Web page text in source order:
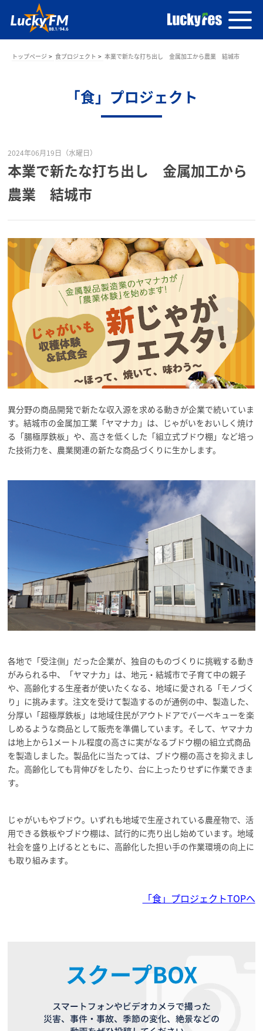
トップページ 食プロジェクト 本業で新たな打ち出し 金属加工から農業 結城市
「食」プロジェクト
2024年06月19日（水曜日）
本業で新たな打ち出し 金属加工から
農業 結城市
異分野の商品開発で新たな収入源を求める動きが企業で続いていま
す。結城市の金属加工業「ヤマナカ」は、じゃがいをおいしく焼け
る「腸極厚鉄板」や、高さを低くした「組立式ブドウ棚」など培っ
た技術力を、農業関連の新たな商品づくりに生かします。
各地で「受注側」だった企業が、独自のものづくりに挑戦する動き
がみられる中、「ヤマナカ」は、地元・結城市で子育て中の親子
や、高齢化する生産者が使いたくなる、地域に愛される「モノづく
り」に挑みます。注文を受けて製造するのが通例の中、製造した、
分厚い「超極厚鉄板」は地域住民がアウトドアでバーベキューを楽
しめるような商品として販売を準備しています。そして、ヤマナカ
は地上から1メートル程度の高さに実がなるブドウ棚の組立式商品
を製造しました。製品化に当たっては、ブドウ棚の高さを抑えまし
た。高齢化しても背伸びをしたり、台に上ったりせずに作業できま
す。
じゃがいもやブドウ。いずれも地域で生産されている農産物で、活
用できる鉄板やブドウ棚は、試行的に売り出し始めています。地域
社会を盛り上げるとともに、高齢化した担い手の作業環境の向上に
も取り組みます。
「食」プロジェクトTOPへ